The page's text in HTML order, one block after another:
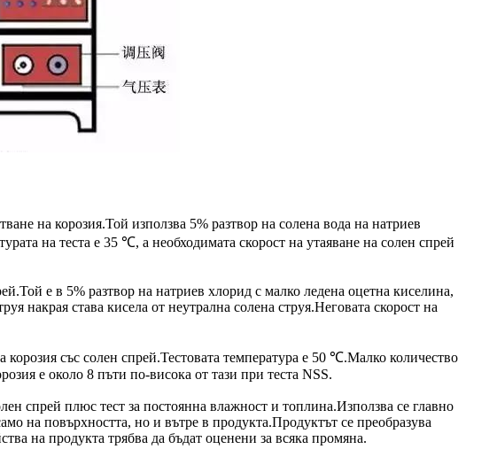
на корозия.Той използва 5% разтвор на солена вода на натриев
на теста е 35 ℃, а необходимата скорост на утаяване на солен спрей
е в 5% разтвор на натриев хлорид с малко ледена оцетна киселина,
накрая става кисела от неутрална солена струя.Неговата скорост на
корозия със солен спрей.Тестовата температура е 50 ℃.Малко количество
е около 8 пъти по-висока от тази при теста NSS.
спрей плюс тест за постоянна влажност и топлина.Използва се главно
на повърхността, но и вътре в продукта.Продуктът се преобразува
на продукта трябва да бъдат оценени за всяка промяна.